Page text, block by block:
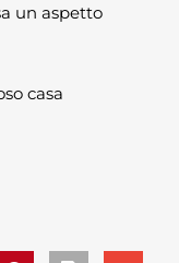
un aspetto
casa